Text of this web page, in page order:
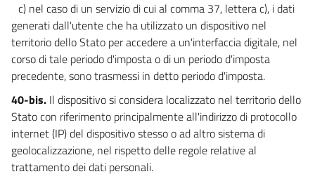
c) nel caso di un servizio di cui al comma 37, lettera c), i dati
generati dall'utente che ha utilizzato un dispositivo nel
territorio dello Stato per accedere a un'interfaccia digitale, nel
corso di tale periodo d'imposta o di un periodo d'imposta
precedente, sono trasmessi in detto periodo d'imposta.
40-bis. Il dispositivo si considera localizzato nel territorio dello
Stato con riferimento principalmente all'indirizzo di protocollo
internet (IP) del dispositivo stesso o ad altro sistema di
geolocalizzazione, nel rispetto delle regole relative al
trattamento dei dati personali.